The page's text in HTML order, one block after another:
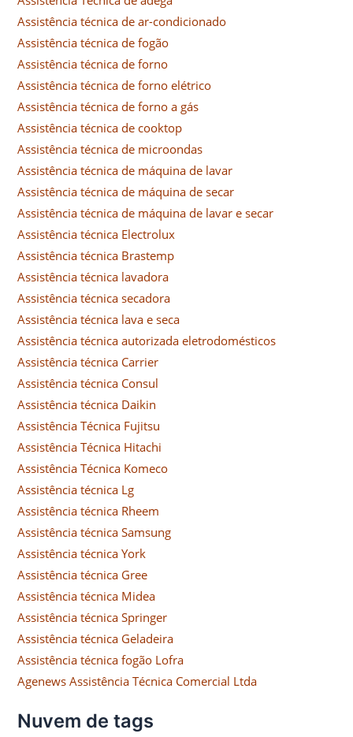
Assistência técnica de ar-condicionado
Assistência técnica de fogão
Assistência técnica de forno
Assistência técnica de forno elétrico
Assistência técnica de forno a gás
Assistência técnica de cooktop
Assistência técnica de microondas
Assistência técnica de máquina de lavar
Assistência técnica de máquina de secar
Assistência técnica de máquina de lavar e secar
Assistência técnica Electrolux
Assistência técnica Brastemp
Assistência técnica lavadora
Assistência técnica secadora
Assistência técnica lava e seca
Assistência técnica autorizada eletrodomésticos
Assistência técnica Carrier
Assistência técnica Consul
Assistência técnica Daikin
Assistência Técnica Fujitsu
Assistência Técnica Hitachi
Assistência Técnica Komeco
Assistência técnica Lg
Assistência técnica Rheem
Assistência técnica Samsung
Assistência técnica York
Assistência técnica Gree
Assistência técnica Midea
Assistência técnica Springer
Assistência técnica Geladeira
Assistência técnica fogão Lofra
Agenews Assistência Técnica Comercial Ltda
Nuvem de tags